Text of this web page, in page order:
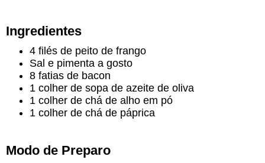
Ingredientes
4 filés de peito de frango
Sal e pimenta a gosto
8 fatias de bacon
1 colher de sopa de azeite de oliva
1 colher de chá de alho em pó
1 colher de chá de páprica
Modo de Preparo